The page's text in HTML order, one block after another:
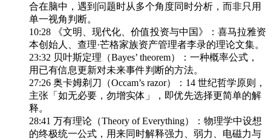
合在脑中，遇到问题时从多个角度同时分析，而非只用
单一视角判断。
10:28 《文明、现代化、价值投资与中国》：喜马拉雅资
本创始人、查理·芒格家族资产管理者李录的理论文集。
23:32 贝叶斯定理（Bayes’ theorem）：一种概率公式，
用已有信息更新对未来事件判断的方法。
27:26 奥卡姆剃刀（Occam’s razor）：14 世纪哲学原则，
主张「如无必要，勿增实体」，即优先选择更简单的解
释。
28:41 万有理论（Theory of Everything）：物理学中设想
的终极统一公式，用来同时解释强力、弱力、电磁力与